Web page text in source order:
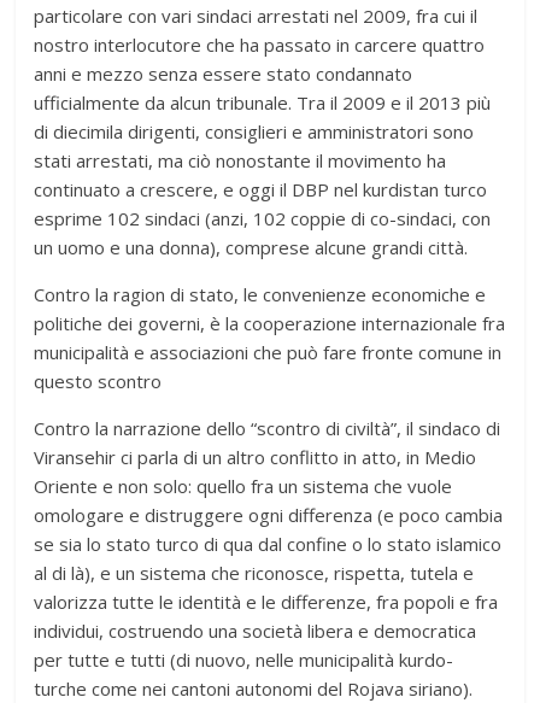
particolare con vari sindaci arrestati nel 2009, fra cui il
nostro interlocutore che ha passato in carcere quattro
anni e mezzo senza essere stato condannato
ufficialmente da alcun tribunale. Tra il 2009 e il 2013 più
di diecimila dirigenti, consiglieri e amministratori sono
stati arrestati, ma ciò nonostante il movimento ha
continuato a crescere, e oggi il DBP nel kurdistan turco
esprime 102 sindaci (anzi, 102 coppie di co-sindaci, con
un uomo e una donna), comprese alcune grandi città.
Contro la ragion di stato, le convenienze economiche e
politiche dei governi, è la cooperazione internazionale fra
municipalità e associazioni che può fare fronte comune in
questo scontro
Contro la narrazione dello “scontro di civiltà”, il sindaco di
Viransehir ci parla di un altro conflitto in atto, in Medio
Oriente e non solo: quello fra un sistema che vuole
omologare e distruggere ogni differenza (e poco cambia
se sia lo stato turco di qua dal confine o lo stato islamico
al di là), e un sistema che riconosce, rispetta, tutela e
valorizza tutte le identità e le differenze, fra popoli e fra
individui, costruendo una società libera e democratica
per tutte e tutti (di nuovo, nelle municipalità kurdo-
turche come nei cantoni autonomi del Rojava siriano).